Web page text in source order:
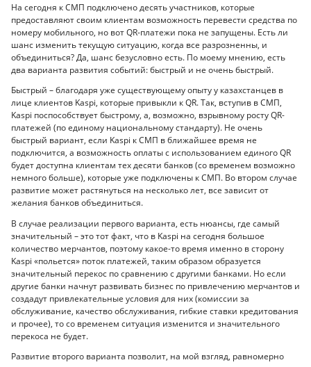
На сегодня к СМП подключено десять участников, которые
предоставляют своим клиентам возможность перевести средства по
номеру мобильного, но вот QR-платежи пока не запущены. Есть ли
шанс изменить текущую ситуацию, когда все разрозненны, и
объединиться? Да, шанс безусловно есть. По моему мнению, есть
два варианта развития событий: быстрый и не очень быстрый.
Быстрый – благодаря уже существующему опыту у казахстанцев в
лице клиентов Kaspi, которые привыкли к QR. Так, вступив в СМП,
Kaspi поспособствует быстрому, а, возможно, взрывному росту QR-
платежей (по единому национальному стандарту). Не очень
быстрый вариант, если Kaspi к СМП в ближайшее время не
подключится, а возможность оплаты с использованием единого QR
будет доступна клиентам тех десяти банков (со временем возможно
немного больше), которые уже подключены к СМП. Во втором случае
развитие может растянуться на несколько лет, все зависит от
желания банков объединиться.
В случае реализации первого варианта, есть нюансы, где самый
значительный – это тот факт, что в Kaspi на сегодня большое
количество мерчантов, поэтому какое-то время именно в сторону
Kaspi «польется» поток платежей, таким образом образуется
значительный перекос по сравнению с другими банками. Но если
другие банки начнут развивать бизнес по привлечению мерчантов и
создадут привлекательные условия для них (комиссии за
обслуживание, качество обслуживания, гибкие ставки кредитования
и прочее), то со временем ситуация изменится и значительного
перекоса не будет.
Развитие второго варианта позволит, на мой взгляд, равномерно